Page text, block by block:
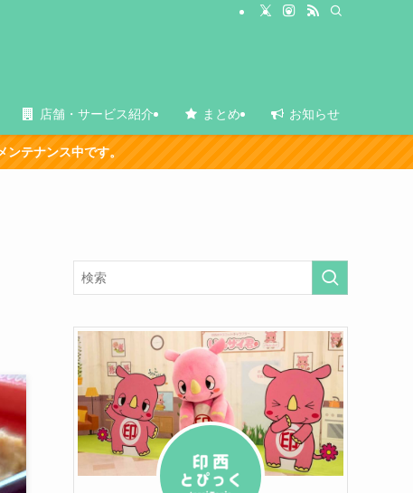
店舗・サービス紹介 まとめ お知らせ